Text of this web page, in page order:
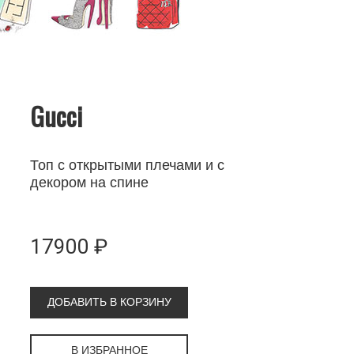
Gucci
Топ с открытыми плечами и с
декором на спине
17900 ₽
ДОБАВИТЬ В КОРЗИНУ
В ИЗБРАННОЕ